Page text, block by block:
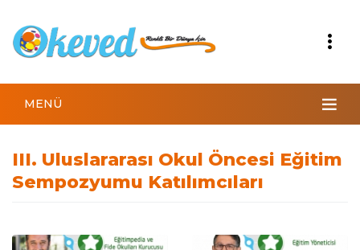
MENÜ
III. Uluslararası Okul Öncesi Eğitim
Sempozyumu Katılımcıları